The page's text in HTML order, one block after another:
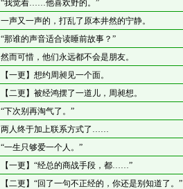
“我觉着……他喜欢野的。”
一声又一声的，打乱了原本井然的宁静。
“那谁的声音适合读睡前故事？”
然而可惜，他们永远都不会是朋友。
【一更】想约周昶见一个面。
【二更】被经鸿摆了一道儿，周昶想。
“下次别再淘气了。”
两人终于加上联系方式了……
“一生只够爱一个人。”
【一更】“经总的商战手段，都……”
【二更】“回了一句不正经的，你还是别知道了。”